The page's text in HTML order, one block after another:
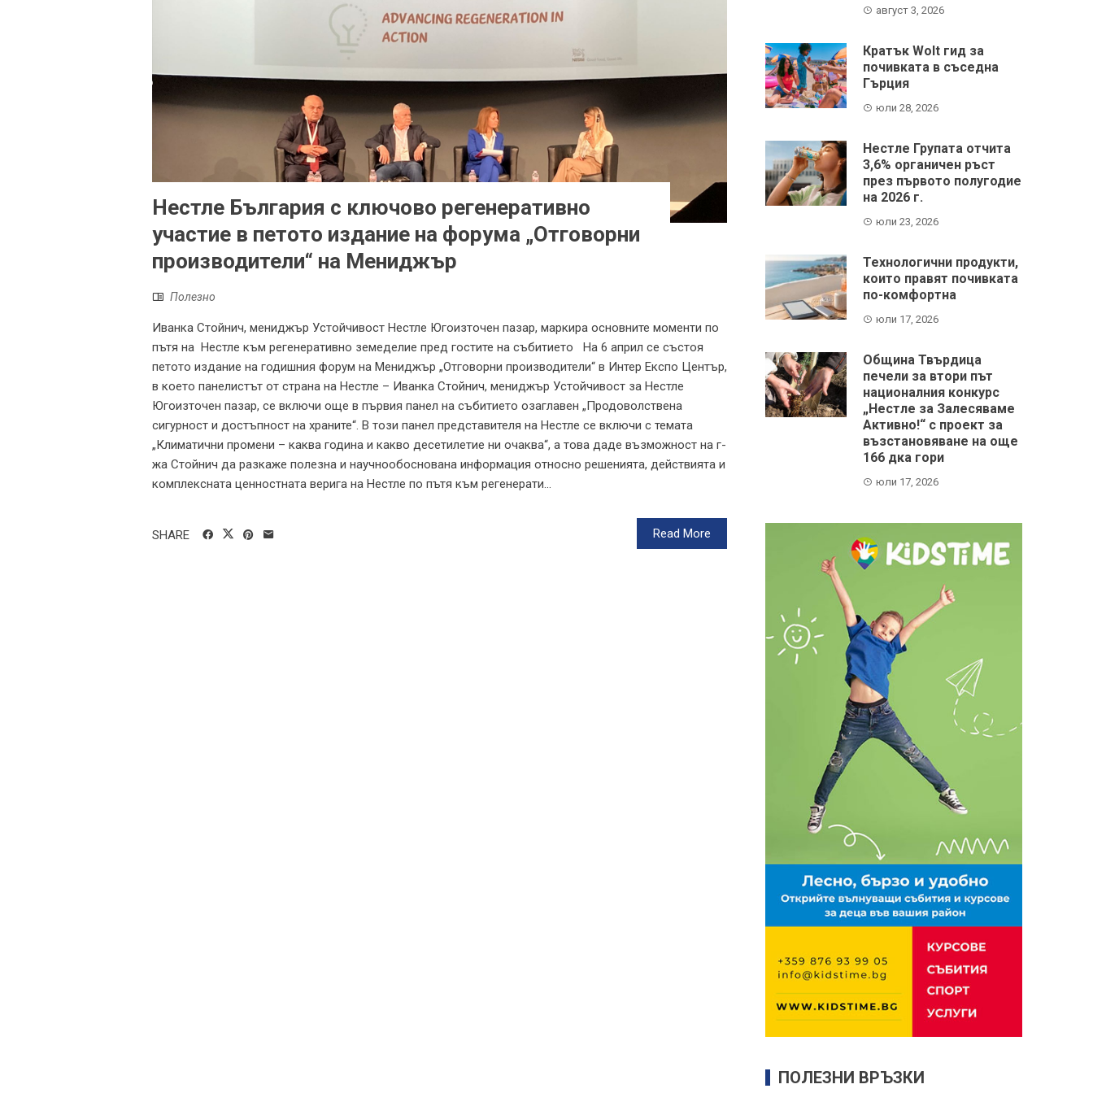
Нестле България с ключово регенеративно
участие в петото издание на форумa „Отговорни
производители“ на Мениджър
Полезно
Иванка Стойнич, мениджър Устойчивост Нестле Югоизточен пазар, маркира основните моменти по
пътя на Нестле към регенеративно земеделие пред гостите на събитието На 6 април се състоя
петото издание на годишния форум на Мениджър „Отговорни производители“ в Интер Експо Център,
в което панелистът от страна на Нестле – Иванка Стойнич, мениджър Устойчивост за Нестле
Югоизточен пазар, се включи още в първия панел на събитието озаглавен „Продоволствена
сигурност и достъпност на храните“. В този панел представителя на Нестле се включи с темата
„Климатични промени – каква година и какво десетилетие ни очаква“, а това даде възможност на г-
жа Стойнич да разкаже полезна и научнообоснована информация относно решенията, действията и
комплексната ценностната верига на Нестле по пътя към регенерати...
Read More
SHARE
август 3, 2026
Кратък Wolt гид за
почивката в съседна
Гърция
юли 28, 2026
Нестле Групата отчита
3,6% органичен ръст
през първото полугодие
на 2026 г.
юли 23, 2026
Технологични продукти,
които правят почивката
по-комфортна
юли 17, 2026
Община Твърдица
печели за втори път
националния конкурс
„Нестле за Залесяваме
Активно!“ с проект за
възстановяване на още
166 дка гори
юли 17, 2026
ПОЛЕЗНИ ВРЪЗКИ